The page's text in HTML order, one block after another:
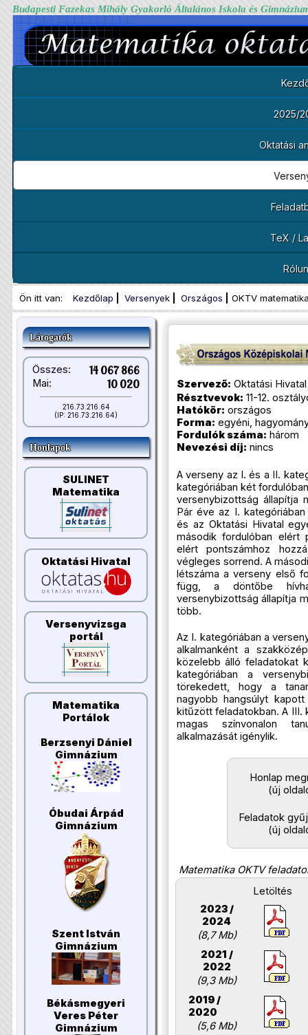
Budapesti Fazekas Mihály Gyakorló Általános Iskola és
2025/
Oktatási
TeX /
Ön itt van: Kezdőlap Versenyek Országos OKTV
Látogatók
Összes: 14 067 866
Mai: 10 020
216.73.216.64
(IP: 216.73.216.64)
Honlapok
SULINET
Matematika
Oktatási Hivatal
Versenyvizsga
portál
Matematika
Portálok
Berzsenyi Dániel
Gimnázium
Óbudai Árpád
Gimnázium
Szent István
Gimnázium
Békásmegyeri
Veres Péter
Gimnázium
Szervező: Oktatási Hivatal
Résztvevok: 11-12.
Hatókör: országos
Forma: egyéni,
Fordulók száma: három
Nevezési díj: nincs
A verseny az I. és a II.
kategóriában két
versenybizottság állapítja
Pár éve az I.
és az Oktatási Hivatal
második fordulóban elért
elért pontszámhoz
végleges sorrend. A
létszáma a verseny első
függ, a döntőbe
versenybizottság állapítja
több.
Az I. kategóriában a
alkalmanként a
közelebb álló feladatokat
kategóriában a
törekedett, hogy a
nagyobb hangsúlyt
kitűzött feladatokban. A III.
magas színvonalon
alkalmazását igénylik.
Honlap
(új
Feladatok
(új
Matematika OKTV
Letöltés
2023 /
2024
(8,7 Mb)
2021 /
2022
(9,3 Mb)
2019 /
2020
(5,6 Mb)